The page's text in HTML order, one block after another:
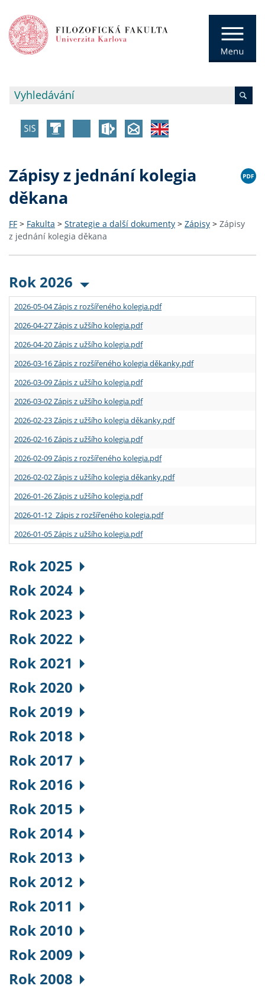
Zápisy z jednání kolegia
děkana
FF > Fakulta > Strategie a další dokumenty > Zápisy > Zápisy
z jednání kolegia děkana
Rok 2026
2026-05-04 Zápis z rozšířeného kolegia.pdf
2026-04-27 Zápis z užšího kolegia.pdf
2026-04-20 Zápis z užšího kolegia.pdf
2026-03-16 Zápis z rozšířeného kolegia děkanky.pdf
2026-03-09 Zápis z užšího kolegia.pdf
2026-03-02 Zápis z užšího kolegia.pdf
2026-02-23 Zápis z užšího kolegia děkanky.pdf
2026-02-16 Zápis z užšího kolegia.pdf
2026-02-09 Zápis z rozšířeného kolegia.pdf
2026-02-02 Zápis z užšího kolegia děkanky.pdf
2026-01-26 Zápis z užšího kolegia.pdf
2026-01-12 Zápis z rozšířeného kolegia.pdf
2026-01-05 Zápis z užšího kolegia.pdf
Rok 2025
Rok 2024
Rok 2023
Rok 2022
Rok 2021
Rok 2020
Rok 2019
Rok 2018
Rok 2017
Rok 2016
Rok 2015
Rok 2014
Rok 2013
Rok 2012
Rok 2011
Rok 2010
Rok 2009
Rok 2008